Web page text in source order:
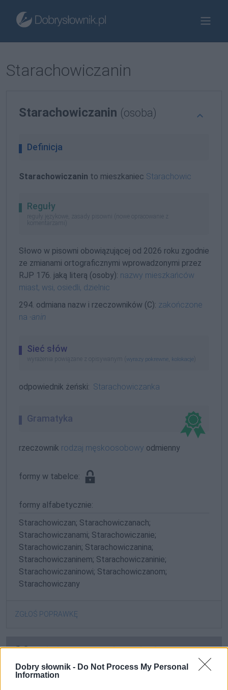
Dobry słownik - Do Not Process My Personal
Information
Starachowiczanin
Starachowiczanin (osoba)
Definicja
Starachowiczanin to mieszkaniec Starachowic
Reguły
reguły językowe, zasady pisowni (nowe opracowanie z
komentarzami)
Słowo w pisowni obowiązującej od 2026 roku zgodnie
ze zmianami ortograficznymi wprowadzonymi przez
RJP 176. jaką literą (osoby): nazwy mieszkańców
miast, wsi, osiedli, dzielnic
294. odmiana nazw i rzeczowników (C): zakończone
na -anin
Sieć słów
wyrażenia powiązane z opisywanym ( wyrazy pokrewne kolokacje
odpowiednik żeński: Starachowiczanka
Gramatyka
rzeczownik rodzaj męskoosobowy odmienny
formy w tabelce:
formy alfabetycznie:
Starachowiczan; Starachowiczanach;
Starachowiczanami; Starachowiczanie;
Starachowiczanin; Starachowiczanina;
Starachowiczaninem; Starachowiczaninie;
Starachowiczaninowi; Starachowiczanom;
Starachowiczany
ZGŁOŚ POPRAWKĘ